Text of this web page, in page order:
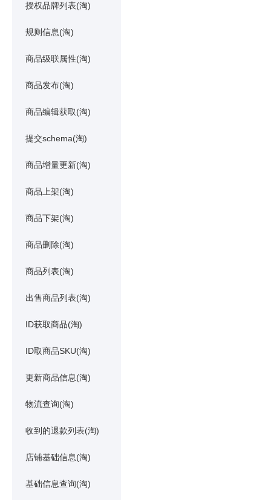
授权品牌列表(淘)
规则信息(淘)
商品级联属性(淘)
商品发布(淘)
商品编辑获取(淘)
提交schema(淘)
商品增量更新(淘)
商品上架(淘)
商品下架(淘)
商品删除(淘)
商品列表(淘)
出售商品列表(淘)
ID获取商品(淘)
ID取商品SKU(淘)
更新商品信息(淘)
物流查询(淘)
收到的退款列表(淘)
店铺基础信息(淘)
基础信息查询(淘)